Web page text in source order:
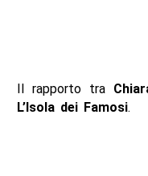
Il rapporto tra
L’Isola dei Famosi.